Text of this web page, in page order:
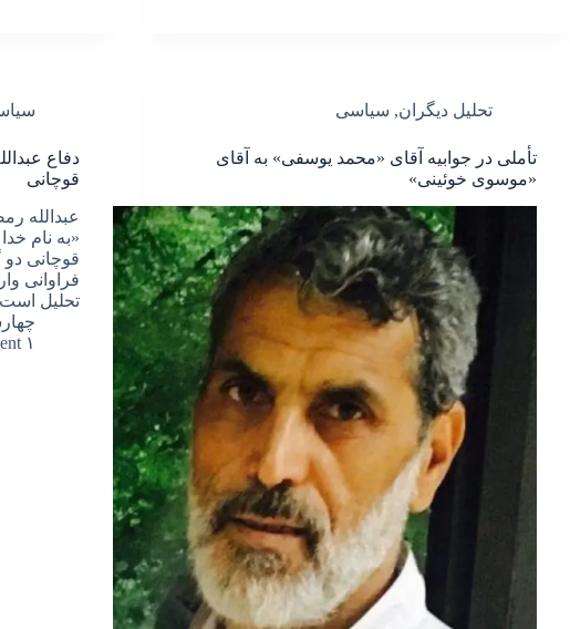
تحلیل دیگران, سیاسی
تأملی در جوابیه آقای «محمد یوسفی» به آقای
«موسوی خوئینی»
دفاع
قوچانی
عبدالله
«به نام
فراوانی
تحلیل است. ۲-
چهارشنبه, ۱۸
۱ Comment